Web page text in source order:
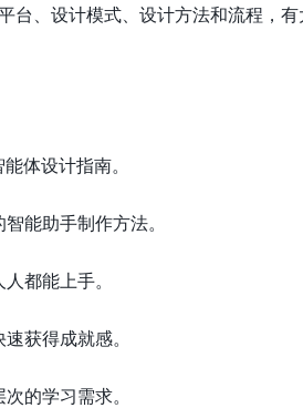
台、设计模式、设计方法和流程，
体设计指南。
能助手制作方法。
都能上手。
获得成就感。
的学习需求。